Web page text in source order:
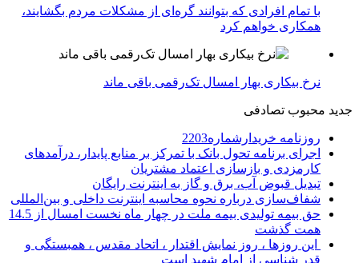
با تمام افرادی که بتوانند گره‌ای از مشکلات مردم بگشایند،
همکاری خواهم کرد
نرخ بیکاری بهار امسال تک‌رقمی باقی ماند
جدید محبوب تصادفی
روزنامه خریدارشماره2203
اجرای برنامه تحول بانک با تمرکز بر منابع پایدار، درآمدهای
کارمزدی و بازسازی اعتماد مشتریان
تبدیل قبوض آب، برق و گاز به اینترنت رایگان
شفاف‌سازی درباره نحوه محاسبه اینترنت داخلی و بین‌المللی
حق بیمه تولیدی بیمه ملت در چهار ماه نخست امسال از 14.5
همت گذشت
این روزها ، روز نمایش اقتدار ، اتحاد مقدس ، همبستگی و
قدر شناسی از امام شهید است